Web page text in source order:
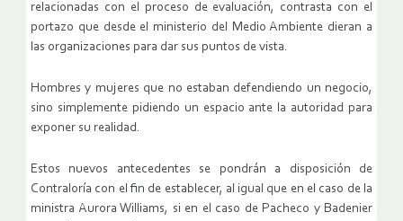
relacionadas con el proceso de evaluación, contrasta con el
portazo que desde el ministerio del Medio Ambiente dieran a
las organizaciones para dar sus puntos de vista.
Hombres y mujeres que no estaban defendiendo un negocio,
sino simplemente pidiendo un espacio ante la autoridad para
exponer su realidad.
Estos nuevos antecedentes se pondrán a disposición de
Contraloría con el fin de establecer, al igual que en el caso de la
ministra Aurora Williams, si en el caso de Pacheco y Badenier